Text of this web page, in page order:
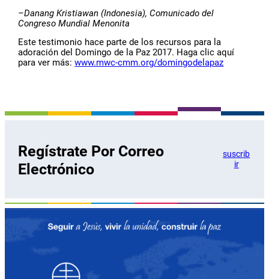
–Danang Kristiawan (Indonesia), Comunicado del
Congreso Mundial Menonita
Este testimonio hace parte de los recursos para la
adoración del Domingo de la Paz 2017. Haga clic aquí
para ver más:www.mwc-cmm.org/domingodelapaz
Regístrate Por Correo
Electrónico
suscrib
ir